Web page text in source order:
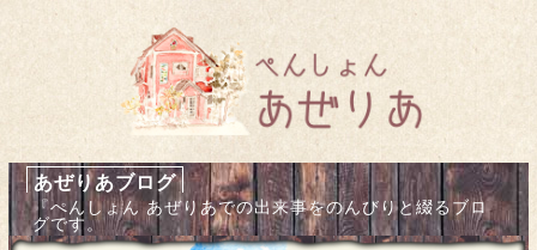
あぜりあブログ
『ぺんしょん あぜりあでの出来事をのんびりと綴るブロ
グです。